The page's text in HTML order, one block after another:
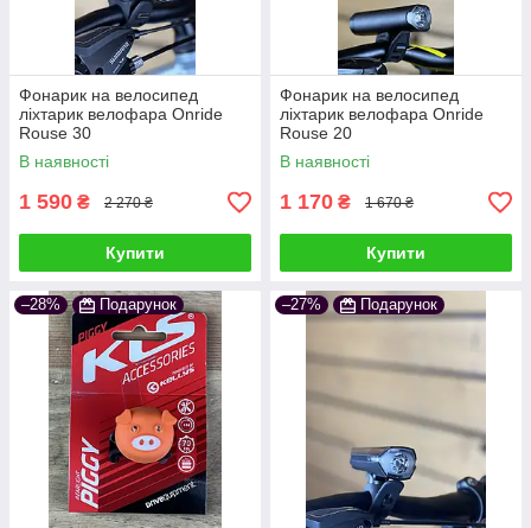
Фонарик на велосипед
ліхтарик велофара Onride
Rouse 30
В наявності
1 590 ₴ 2 270 ₴
Купити
Фонарик на велосипед
ліхтарик велофара Onride
Rouse 20
В наявності
1 170 ₴ 1 670 ₴
Купити
–28% Подарунок –27% Подарунок